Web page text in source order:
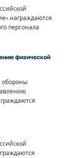
награждаются
персонала
физической